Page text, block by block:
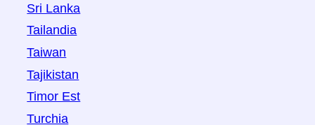
Sri Lanka
Tailandia
Taiwan
Tajikistan
Timor Est
Turchia